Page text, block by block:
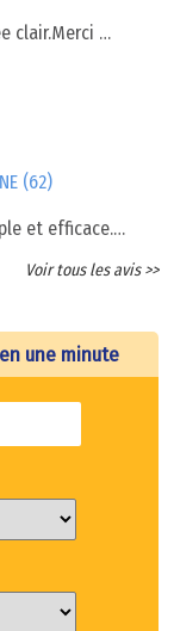
clair.Merci …
(62)
et efficace.…
Voir tous les avis >>
une minute